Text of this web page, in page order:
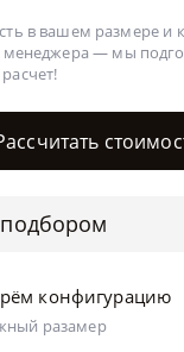
в вашем размере и
менеджера — мы
конфигурацию
разамер